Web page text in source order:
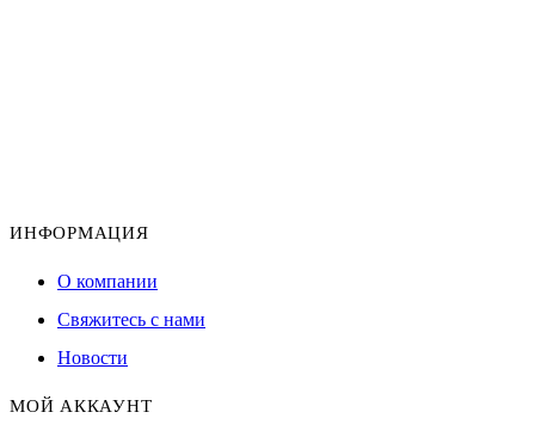
ИНФОРМАЦИЯ
О компании
Свяжитесь с нами
Новости
МОЙ АККАУНТ